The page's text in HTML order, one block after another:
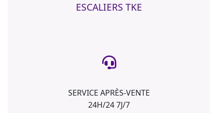
ESCALIERS TKE
SERVICE APRÈS-VENTE
24H/24 7J/7